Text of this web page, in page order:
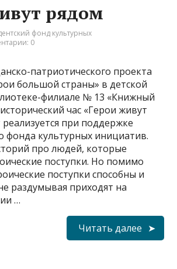
рядом
фонд культурных
0
патриотического проекта
большой страны» в детской
филиале № 13 «Книжный
час «Герои живут
при поддержке
фонда культурных инициатив.
про людей, которые
поступки. Но помимо
поступки способны и
раздумывая приходят на
…
Читать далее